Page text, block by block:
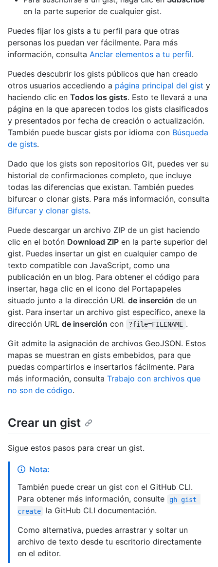
en la parte superior de cualquier gist.
Puedes fijar los gists a tu perfil para que otras
personas los puedan ver fácilmente. Para más
información, consulta Anclar elementos a tu perfil.
Puedes descubrir los gists públicos que han creado
otros usuarios accediendo a página principal del gist y
haciendo clic en Todos los gists. Esto te llevará a una
página en la que aparecen todos los gists clasificados
y presentados por fecha de creación o actualización.
También puede buscar gists por idioma con Búsqueda
de gists.
Dado que los gists son repositorios Git, puedes ver su
historial de confirmaciones completo, que incluye
todas las diferencias que existan. También puedes
bifurcar o clonar gists. Para más información, consulta
Bifurcar y clonar gists.
Puede descargar un archivo ZIP de un gist haciendo
clic en el botón Download ZIP en la parte superior del
gist. Puedes insertar un gist en cualquier campo de
texto compatible con JavaScript, como una
publicación en un blog. Para obtener el código para
insertar, haga clic en el icono del Portapapeles
situado junto a la dirección URL de inserción de un
gist. Para insertar un archivo gist específico, anexe la
dirección URL de inserción con ?file=FILENAME .
Git admite la asignación de archivos GeoJSON. Estos
mapas se muestran en gists embebidos, para que
puedas compartirlos e insertarlos fácilmente. Para
más información, consulta Trabajo con archivos que
no son de código.
Crear un gist
Sigue estos pasos para crear un gist.
Nota:
También puede crear un gist con el GitHub CLI.
Para obtener más información, consulte
gh gist
create
la GitHub CLI documentación.
Como alternativa, puedes arrastrar y soltar un
archivo de texto desde tu escritorio directamente
en el editor.